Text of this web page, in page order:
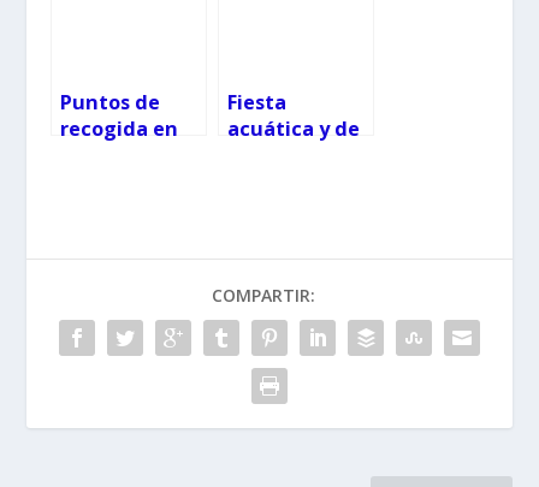
Puntos de
recogida en
terremoto
Fiesta
acuática y de
COMPARTIR: